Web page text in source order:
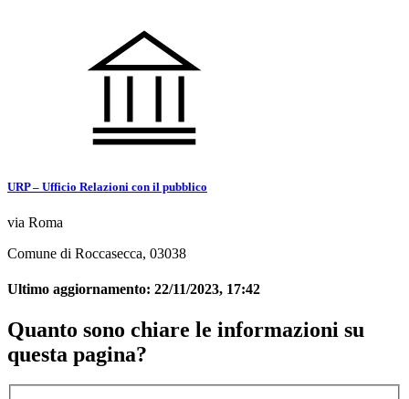
URP – Ufficio Relazioni con il pubblico
via Roma
Comune di Roccasecca, 03038
Ultimo aggiornamento: 22/11/2023, 17:42
Quanto sono chiare le informazioni su
questa pagina?